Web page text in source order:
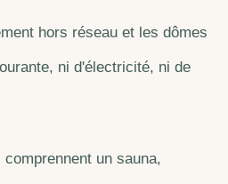
hors réseau et les dômes
ni d'électricité, ni de
un sauna,